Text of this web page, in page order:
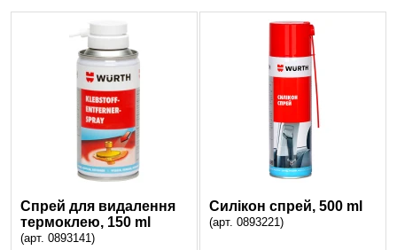
Спрей для видалення
термоклею, 150 ml
(арт. 0893141)
Силікон спрей, 500 ml
(арт. 0893221)